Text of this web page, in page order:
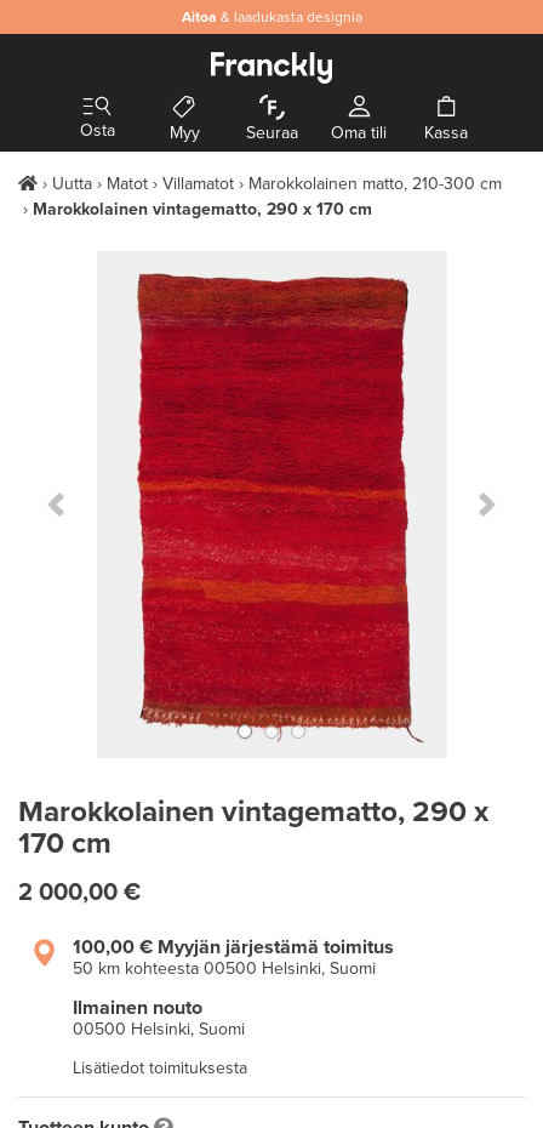
Aitoa & laadukasta designia
Osta Myy Seuraa Oma tili Kassa
Uutta Matot Villamatot
Marokkolainen matto, 210-300 cm
Marokkolainen vintagematto, 290 x 170 cm
Previous Slide Next
Marokkolainen vintagematto, 290 x
170 cm
2 000,00 €
100,00 € Myyjän järjestämä toimitus
50 km kohteesta 00500 Helsinki, Suomi
Ilmainen nouto
00500 Helsinki, Suomi
Lisätiedot toimituksesta